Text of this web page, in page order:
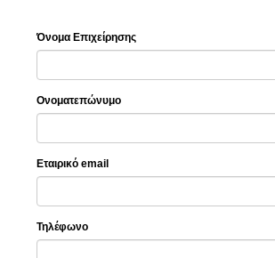
Όνομα Επιχείρησης
Ονοματεπώνυμο
Εταιρικό email
Τηλέφωνο